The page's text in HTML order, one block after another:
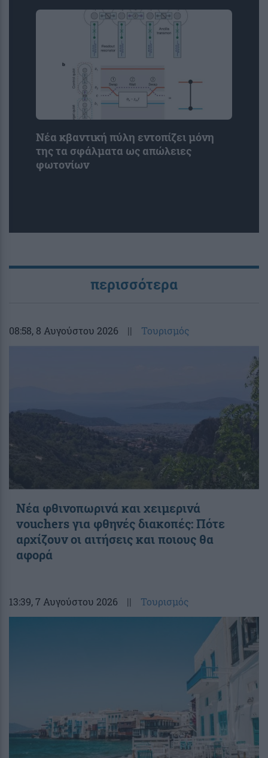
Νέα κβαντική πύλη εντοπίζει μόνη
της τα σφάλματα ως απώλειες
φωτονίων
περισσότερα
08:58, 8 Αυγούστου 2026 || Τουρισμός
Νέα φθινοπωρινά και χειμερινά
vouchers για φθηνές διακοπές: Πότε
αρχίζουν οι αιτήσεις και ποιους θα
αφορά
13:39, 7 Αυγούστου 2026 || Τουρισμός